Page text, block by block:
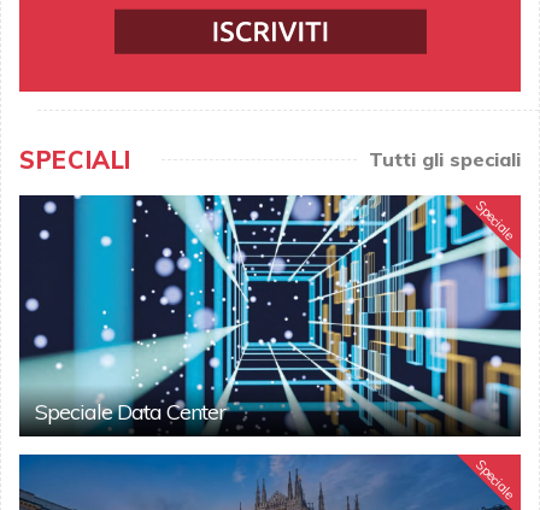
SPECIALI Tutti gli speciali
Speciale
Speciale Data Center
Speciale